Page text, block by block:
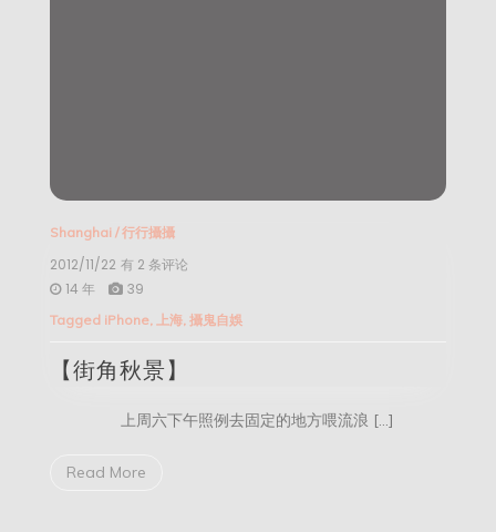
Shanghai/行行攝攝
2012/11/22 【街
角
景】
有 2 条评论
14 年
39
Tagged iPhone, 上海, 攝鬼自娛
【街角秋景】
上周六下午照例去固定的地方喂流浪 […]
Read More